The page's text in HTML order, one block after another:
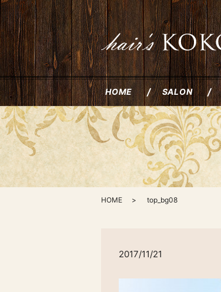
HOME SALON
HOME top_bg08
2017/11/21